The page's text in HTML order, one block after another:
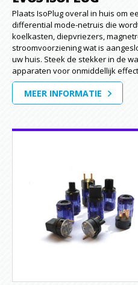
Plaats IsoPlug overal in huis om
differential mode-netruis die
koelkasten, diepvriezers,
stroomvoorziening wat is
uw huis. Steek de stekker in de
apparaten voor onmiddellijk
MEER INFORMATIE